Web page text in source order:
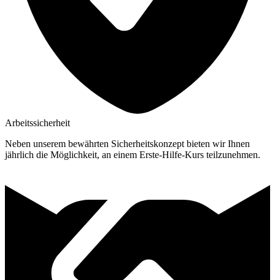
Arbeitssicherheit
Neben unserem bewährten Sicherheitskonzept bieten wir Ihnen
jährlich die Möglichkeit, an einem Erste-Hilfe-Kurs teilzunehmen.